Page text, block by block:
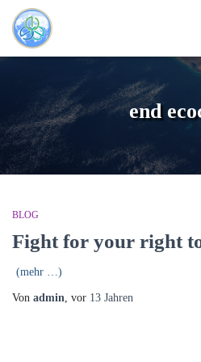
end
BLOG
Fight for your right
(mehr …)
Von admin, vor 13 Jahren